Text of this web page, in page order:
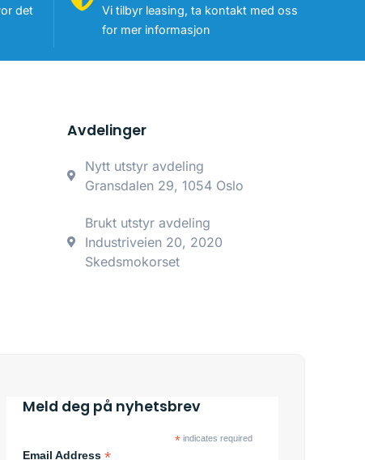
det
Vi tilbyr leasing, ta kontakt med oss
for mer informasjon
Avdelinger
Nytt utstyr avdeling
Gransdalen 29, 1054 Oslo
Brukt utstyr avdeling
Industriveien 20, 2020
Skedsmokorset
Meld deg på nyhetsbrev
* indicates required
Email Address